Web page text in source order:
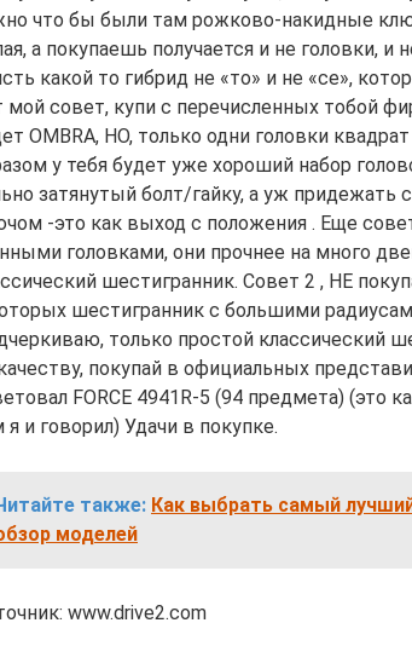
что бы были там рожково-накидные
а покупаешь получается и не головки,
какой то гибрид не «то» и не «се»,
мой совет, купи с перечисленных тобой
OMBRA, НО, только одни головки
у тебя будет уже хороший набор
затянутый болт/гайку, а уж
-это как выход с положения . Еще
головками, они прочнее на много
шестигранник. Совет 2 , НЕ
шестигранник с большими
только простой классический
покупай в официальных
FORCE 4941R-5 (94 предмета) (это
я и говорил) Удачи в покупке.
также: Как выбрать самый
моделей
www.drive2.com